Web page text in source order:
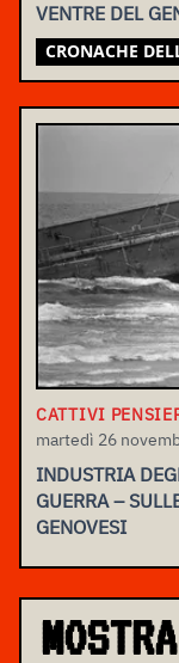
VENTRE DEL
CRONACHE
CATTIVI
martedì 26
INDUSTRIA
GUERRA –
GENOVESI